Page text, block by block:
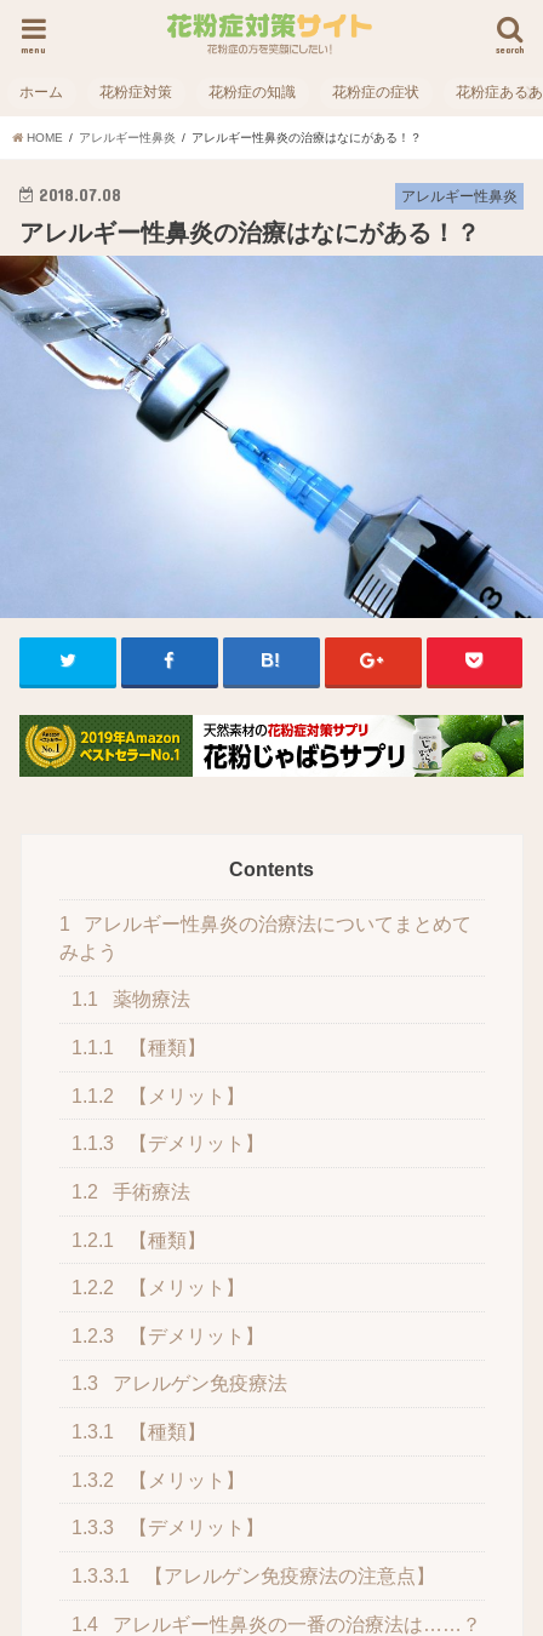
search
menu
ホーム 花粉症対策 花粉症の知識 花粉症の症状 花粉症ある
HOME アレルギー性鼻炎 アレルギー性鼻炎の治療はなにがある！？
アレルギー性鼻炎
2018.07.08
アレルギー性鼻炎の治療はなにがある！？
Contents
1
アレルギー性鼻炎の治療法についてまとめて
みよう
1.1 薬物療法
1.1.1 【種類】
1.1.2 【メリット】
1.1.3 【デメリット】
1.2 手術療法
1.2.1 【種類】
1.2.2 【メリット】
1.2.3 【デメリット】
1.3 アレルゲン免疫療法
1.3.1 【種類】
1.3.2 【メリット】
1.3.3 【デメリット】
1.3.3.1 【アレルゲン免疫療法の注意点】
1.4 アレルギー性鼻炎の一番の治療法は……？